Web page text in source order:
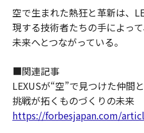
空で生まれた熱狂と革新は、
現する技術者たちの手によっ
未来へとつながっている。
■関連記事
LEXUSが“空”で見つけた仲
挑戦が拓くものづくりの未来
https://forbesjapan.com/